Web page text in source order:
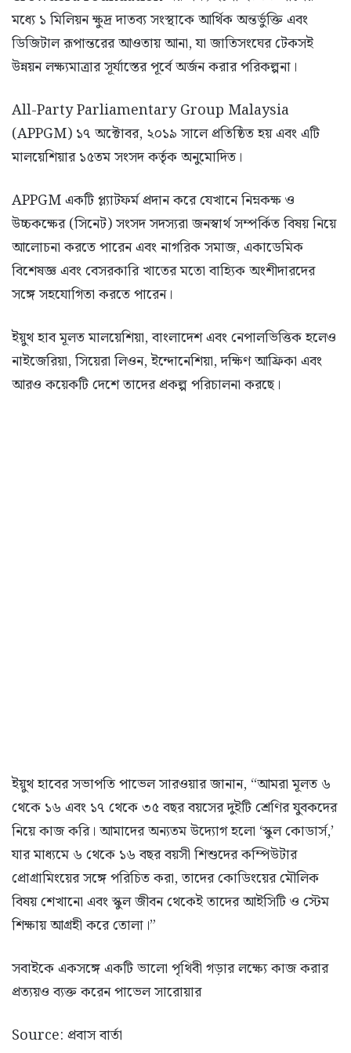
মধ্যে ১ মিলিয়ন ক্ষুদ্র দাতব্য সংস্থাকে আর্থিক অন্তর্ভুক্তি এবং
ডিজিটাল রূপান্তরের আওতায় আনা, যা জাতিসংঘের টেকসই
উন্নয়ন লক্ষ্যমাত্রার সূর্যাস্তের পূর্বে অর্জন করার পরিকল্পনা।
All-Party Parliamentary Group Malaysia
(APPGM) ১৭ অক্টোবর, ২০১৯ সালে প্রতিষ্ঠিত হয় এবং এটি
মালয়েশিয়ার ১৫তম সংসদ কর্তৃক অনুমোদিত।
APPGM একটি প্ল্যাটফর্ম প্রদান করে যেখানে নিম্নকক্ষ ও
উচ্চকক্ষের (সিনেট) সংসদ সদস্যরা জনস্বার্থ সম্পর্কিত বিষয় নিয়ে
আলোচনা করতে পারেন এবং নাগরিক সমাজ, একাডেমিক
বিশেষজ্ঞ এবং বেসরকারি খাতের মতো বাহ্যিক অংশীদারদের
সঙ্গে সহযোগিতা করতে পারেন।
ইয়ুথ হাব মূলত মালয়েশিয়া, বাংলাদেশ এবং নেপালভিত্তিক হলেও
নাইজেরিয়া, সিয়েরা লিওন, ইন্দোনেশিয়া, দক্ষিণ আফ্রিকা এবং
আরও কয়েকটি দেশে তাদের প্রকল্প পরিচালনা করছে।
ইয়ুথ হাবের সভাপতি পাভেল সারওয়ার জানান, “আমরা মূলত ৬
থেকে ১৬ এবং ১৭ থেকে ৩৫ বছর বয়সের দুইটি শ্রেণির যুবকদের
নিয়ে কাজ করি। আমাদের অন্যতম উদ্যোগ হলো ‘স্কুল কোডার্স,’
যার মাধ্যমে ৬ থেকে ১৬ বছর বয়সী শিশুদের কম্পিউটার
প্রোগ্রামিংয়ের সঙ্গে পরিচিত করা, তাদের কোডিংয়ের মৌলিক
বিষয় শেখানো এবং স্কুল জীবন থেকেই তাদের আইসিটি ও স্টেম
শিক্ষায় আগ্রহী করে তোলা।”
সবাইকে একসঙ্গে একটি ভালো পৃথিবী গড়ার লক্ষ্যে কাজ করার
প্রত্যয়ও ব্যক্ত করেন পাভেল সারোয়ার
Source: প্রবাস বার্তা